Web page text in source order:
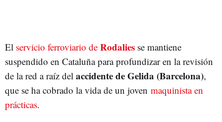
El servicio ferroviario de Rodalies se mantiene
suspendido en Cataluña para profundizar en la revisión
de la red a raíz del accidente de Gelida (Barcelona),
que se ha cobrado la vida de un joven maquinista en
prácticas.